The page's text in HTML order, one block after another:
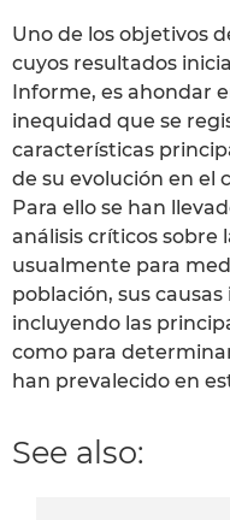
Uno de los objetivos
cuyos resultados
Informe, es ahondar
inequidad que se
características
de su evolución en el
Para ello se han
análisis críticos sobre
usualmente para
población, sus
incluyendo las
como para
han prevalecido en
See also: